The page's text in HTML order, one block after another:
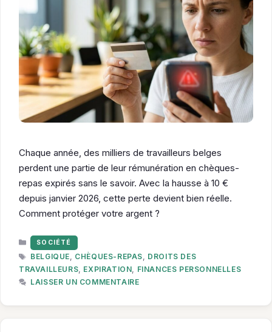
Chaque année, des milliers de travailleurs belges
perdent une partie de leur rémunération en chèques-
repas expirés sans le savoir. Avec la hausse à 10 €
depuis janvier 2026, cette perte devient bien réelle.
Comment protéger votre argent ?
CATÉGORIES
SOCIÉTÉ
ÉTIQUETTES
BELGIQUE, CHÈQUES-REPAS, DROITS DES
TRAVAILLEURS, EXPIRATION, FINANCES PERSONNELLES
LAISSER UN COMMENTAIRE